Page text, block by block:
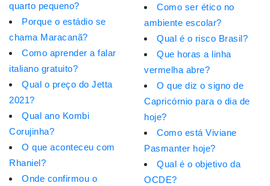
quarto pequeno?
Porque o estádio se
chama Maracanã?
Como aprender a falar
italiano gratuito?
Qual o preço do Jetta
2021?
Qual ano Kombi
Corujinha?
O que aconteceu com
Rhaniel?
Onde confirmou o
Como ser ético no
ambiente escolar?
Qual é o risco Brasil?
Que horas a linha
vermelha abre?
O que diz o signo de
Capricórnio para o dia de
hoje?
Como está Viviane
Pasmanter hoje?
Qual é o objetivo da
OCDE?